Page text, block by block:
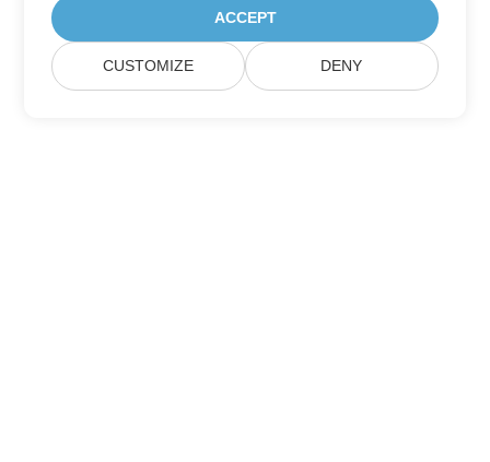
ACCEPT
CUSTOMIZE DENY